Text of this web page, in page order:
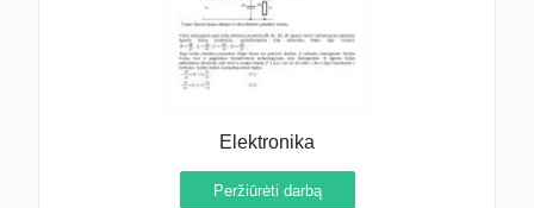
Elektronika
Peržiūrėti darbą